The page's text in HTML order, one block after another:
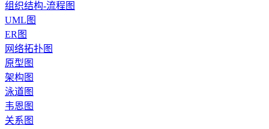
组织结构-流程图
UML图
ER图
网络拓扑图
原型图
架构图
泳道图
韦恩图
关系图